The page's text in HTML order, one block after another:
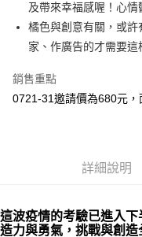
ATM付款
運送方式
全家取貨付款
每筆NT$80，滿
賣家宅配幫您送（台灣）
郵局幫你送（離島）
及帶來幸福感喔！心情
橘色與創意有關，或
家、作廣告的才需要這
銷售重點
0721-31邀請價為680元
詳細說明
這波疫情的考驗已進入
造力與勇氣，挑戰與創